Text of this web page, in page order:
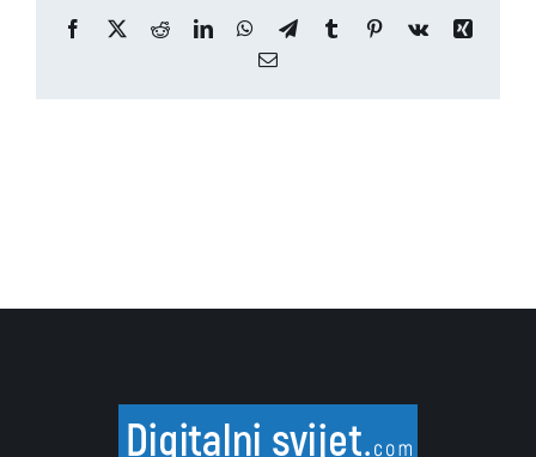
Facebook
X RedditLinkedInWhatsApp
TelegramTumblr Pinterest
Vk
Xing
Email